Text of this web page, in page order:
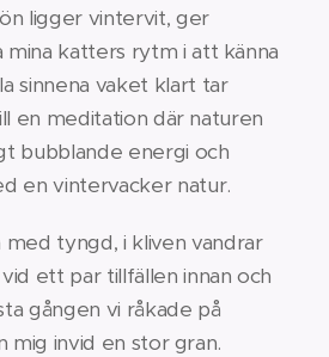
ligger vintervit, ger
mina katters rytm i att känna
sinnena vaket klart tar
en meditation där naturen
bubblande energi och
en vintervacker natur.
tyngd, i kliven vandrar
ett par tillfällen innan och
gången vi råkade på
mig invid en stor gran.